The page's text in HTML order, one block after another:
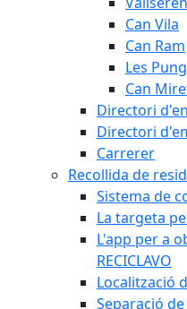
Can Vila
Can Ram
Les
Can
Directori
Directori
Carrerer
Recollida de
Sistema de
La targeta
L'app per a
RECICLAVO
Localització
Separació